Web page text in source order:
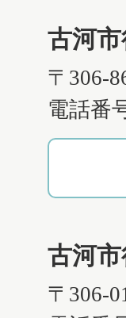
古河
〒306-
電話番
古河
〒306-